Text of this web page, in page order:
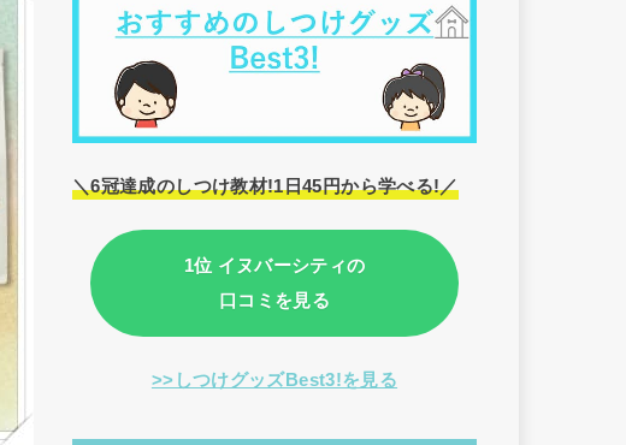
＼6冠達成のしつけ教材!1日45円から学べる!／
1位 イヌバーシティの
口コミを見る
>>しつけグッズBest3!を見る